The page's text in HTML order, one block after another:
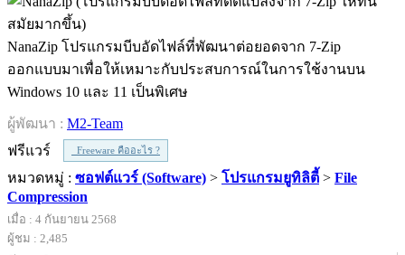
NanaZip โปรแกรมบีบอัดไฟล์ที่พัฒนาต่อยอดจาก 7-Zip
ออกแบบมาเพื่อให้เหมาะกับประสบการณ์ในการใช้งานบน
Windows 10 และ 11 เป็นพิเศษ
ผู้พัฒนา : M2-Team
ฟรีแวร์
Freeware คืออะไร ?
หมวดหมู่ : ซอฟต์แวร์ (Software) > โปรแกรมยูทิลิตี้ > File
Compression
เมื่อ : 4 กันยายน 2568
ผู้ชม : 2,485